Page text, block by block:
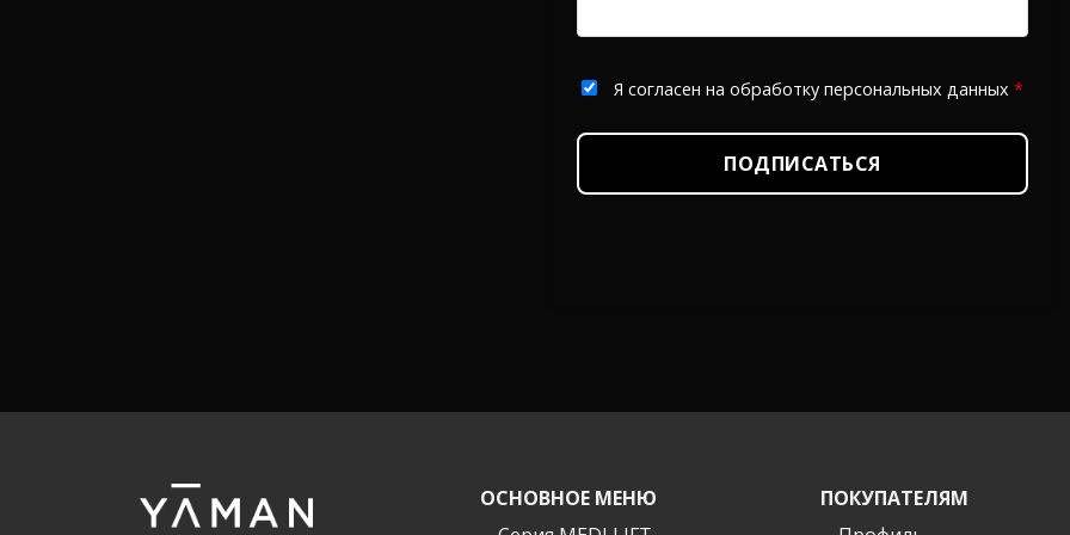
Я согласен на обработку персональных данных *
ПОДПИСАТЬСЯ
ОСНОВНОЕ МЕНЮ
ПОКУПАТЕЛЯМ